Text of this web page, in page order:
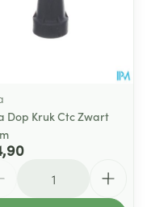
Dop Kruk Ctc Zwart